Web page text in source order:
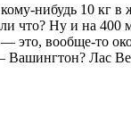
нибудь 10 кг
что? Ну и на
это, вообще-то
Лас